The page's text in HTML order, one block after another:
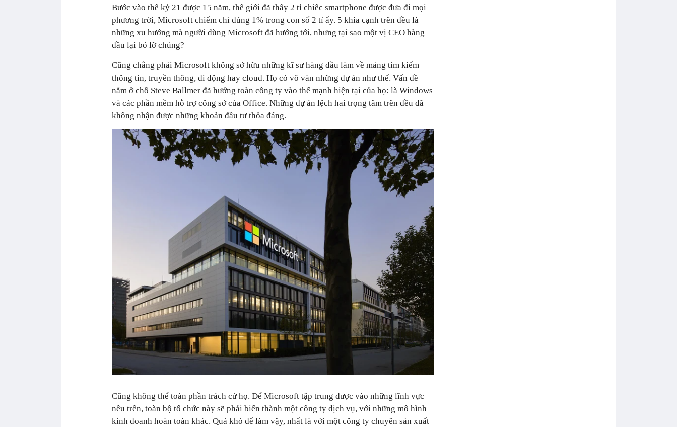
Bước vào thế kỷ 21 được 15 năm, thế giới đã thấy 2 tỉ chiếc smartphone được đưa đi mọi
phương trời, Microsoft chiếm chỉ đúng 1% trong con số 2 tỉ ấy. 5 khía cạnh trên đều là
những xu hướng mà người dùng Microsoft đã hướng tới, nhưng tại sao một vị CEO hàng
đầu lại bỏ lỡ chúng?
Cũng chẳng phải Microsoft không sở hữu những kĩ sư hàng đầu làm về mảng tìm kiếm
thông tin, truyền thông, di động hay cloud. Họ có vô vàn những dự án như thế. Vấn đề
nằm ở chỗ Steve Ballmer đã hướng toàn công ty vào thế mạnh hiện tại của họ: là Windows
và các phần mềm hỗ trợ công sở của Office. Những dự án lệch hai trọng tâm trên đều đã
không nhận được những khoản đầu tư thỏa đáng.
Cũng không thể toàn phần trách cứ họ. Để Microsoft tập trung được vào những lĩnh vực
nêu trên, toàn bộ tổ chức này sẽ phải biến thành một công ty dịch vụ, với những mô hình
kinh doanh hoàn toàn khác. Quá khó để làm vậy, nhất là với một công ty chuyên sản xuất